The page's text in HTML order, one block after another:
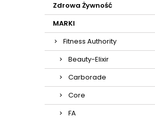
Zdrowa Żywność
MARKI
Fitness Authority
Beauty-Elixir
Carborade
Core
FA